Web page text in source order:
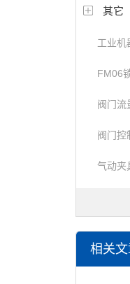
其它
工业机
FM06
阀门流
阀门控
气动夹
相关